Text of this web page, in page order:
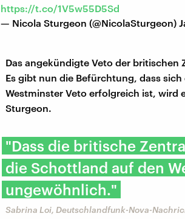
https://t.co/1V5w55D5Sd
— Nicola Sturgeon (@NicolaSturgeon)
Das angekündigte Veto der
Es gibt nun die Befürchtung, dass
Westminster Veto erfolgreich ist, wird
Sturgeon.
"Dass die britische
die Schottland auf den
ungewöhnlich."
Sabrina Loi, Deutschlandfunk-Nova-